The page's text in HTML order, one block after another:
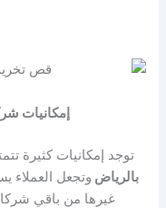
إمكانيات
توجد إمكانيات كثيرة
بالرياض وتجعل العملاء
غيرها من باقي